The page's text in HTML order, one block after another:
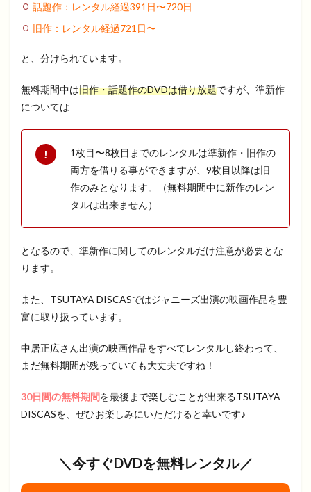
話題作：レンタル経過391 日〜720日
旧作：レンタル経過721 日〜
と、分けられています。
無料期間中は旧作・話題作のDVDは借り放題ですが、準新作
については
1枚目〜8枚目までのレンタルは準新作・旧作の
両方を借りる事ができますが、9枚目以降は旧
作のみとなります。（無料期間中に新作のレン
タルは出来ません）
となるので、準新作に関してのレンタルだけ注意が必要とな
ります。
また、TSUTAYA DISCASではジャニーズ出演の映画作品を豊
富に取り扱っています。
中居正広さん出演の映画作品をすべてレンタルし終わって、
まだ無料期間が残っていても大丈夫ですね！
30日間の無料期間を最後まで楽しむことが出来るTSUTAYA
DISCASを、ぜひお楽しみにいただけると幸いです♪
＼今すぐDVDを無料レンタル／